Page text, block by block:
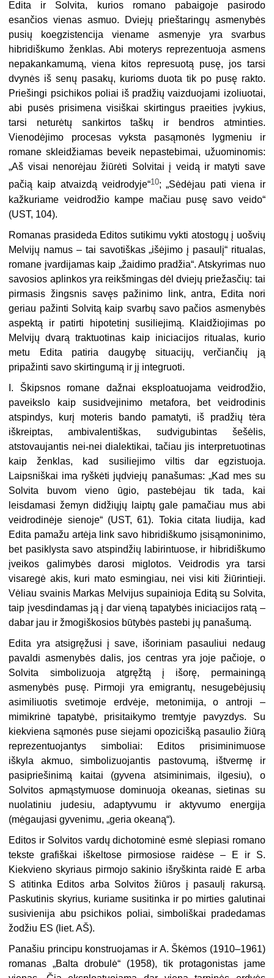
Edita ir Solvita, kurios romano pabaigoje pasirodo
esančios vienas asmuo. Dviejų prieštaringų asmenybės
pusių koegzistencija viename asmenyje yra svarbus
hibridiškumo ženklas. Abi moterys reprezentuoja asmens
nepakankamumą, viena kitos represuotą pusę, jos tarsi
dvynės iš senų pasakų, kurioms duota tik po pusę rakto.
Priešingi psichikos poliai iš pradžių vaizduojami izoliuotai,
abi pusės prisimena visiškai skirtingus praeities įvykius,
tarsi neturėtų sankirtos taškų ir bendros atminties.
Vienodėjimo procesas vyksta pasąmonės lygmeniu ir
romane skleidžiamas beveik nepastebimai, užuominomis:
„Aš visai nenorėjau žiūrėti Solvitai į veidą ir matyti save
pačią kaip atvaizdą veidrodyje“10; „Sėdėjau pati viena ir
kažkuriame veidrodžio kampe mačiau pusę savo veido“
(UST, 104).
Romanas prasideda Editos sutikimu vykti atostogų į uošvių
Melvijų namus – tai savotiškas „išėjimo į pasaulį“ ritualas,
romane įvardijamas kaip „žaidimo pradžia“. Atskyrimas nuo
savosios aplinkos yra reikšmingas dėl dviejų priežasčių: tai
pirmasis žingsnis savęs pažinimo link, antra, Edita nori
geriau pažinti Solvitą kaip svarbų savo pačios asmenybės
aspektą ir patirti hipotetinį susiliejimą. Klaidžiojimas po
Melvijų dvarą traktuotinas kaip iniciacijos ritualas, kurio
metu Edita patiria daugybę situacijų, verčiančių ją
pripažinti savo skirtingumą ir jį integruoti.
I. Škipsnos romane dažnai eksploatuojama veidrodžio,
paveikslo kaip susidvejinimo metafora, bet veidrodinis
atspindys, kurį moteris bando pamatyti, iš pradžių tėra
iškreiptas, ambivalentiškas, sudvigubintas šešėlis,
atstovaujantis nei-nei dialektikai, tačiau jis interpretuotinas
kaip ženklas, kad susiliejimo viltis dar egzistuoja.
Laipsniškai ima ryškėti jųdviejų panašumas: „Kad mes su
Solvita buvom vieno ūgio, pastebėjau tik tada, kai
leisdamasi žemyn didžiųjų laiptų gale pamačiau mus abi
veidrodinėje sienoje“ (UST, 61). Tokia citata liudija, kad
Edita pamažu artėja link savo hibridiškumo įsisąmoninimo,
bet pasiklysta savo atspindžių labirintuose, ir hibridiškumo
įveikos galimybės darosi miglotos. Veidrodis yra tarsi
visaregė akis, kuri mato esmingiau, nei visi kiti žiūrintieji.
Vėliau svainis Markas Melvijus supainioja Editą su Solvita,
taip įvesdindamas ją į dar vieną tapatybės iniciacijos ratą –
dabar jau ir žmogiškosios būtybės pastebi jų panašumą.
Edita yra atsigręžusi į save, išoriniam pasauliui nedaug
pavaldi asmenybės dalis, jos centras yra joje pačioje, o
Solvita simbolizuoja atgręžtą į išorę, permainingą
asmenybės pusę. Pirmoji yra emigrantų, nesugebėjusių
asimiliuotis svetimoje erdvėje, metonimija, o antroji –
mimikrinė tapatybė, prisitaikymo tremtyje pavyzdys. Su
kiekviena sąmonės puse siejami opozicišką pasaulio žiūrą
reprezentuojantys simboliai: Editos prisiminimuose
iškyla akmuo, simbolizuojantis pastovumą, ištvermę ir
pasipriešinimą kaitai (gyvena atsiminimais, ilgesiu), o
Solvitos apmąstymuose dominuoja okeanas, sietinas su
nuolatiniu judesiu, adaptyvumu ir aktyvumo energija
(mėgaujasi gyvenimu, „geria okeaną“).
Editos ir Solvitos vardų dichotominė esmė slepiasi romano
tekste grafiškai iškeltose pirmosiose raidėse – E ir S.
Kiekvieno skyriaus pirmojo sakinio išryškinta raidė E arba
S atitinka Editos arba Solvitos žiūros į pasaulį rakursą.
Paskutinis skyrius, kuriame susitinka ir po mirties galutinai
susivienija abu psichikos poliai, simboliškai pradedamas
žodžiu ES (liet. AŠ).
Panašiu principu konstruojamas ir A. Škėmos (1910–1961)
romanas „Balta drobulė“ (1958), tik protagonistas jame